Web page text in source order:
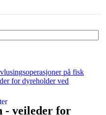
på fisk
for dyreholder ved
- veileder for